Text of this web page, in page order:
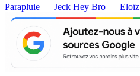
Parapluie — Jeck Hey Bro — Eloïz